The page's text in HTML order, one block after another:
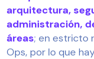
arquitectura,
administración,
áreas; en estricto
Ops, por lo que